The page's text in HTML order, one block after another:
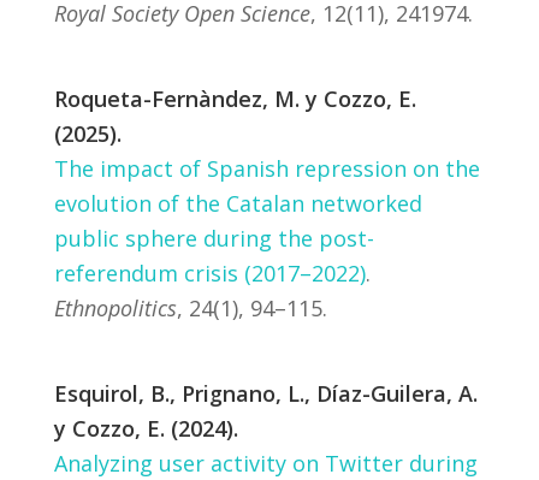
Royal Society Open Science, 12(11), 241974.
Roqueta-Fernàndez, M. y Cozzo, E.
(2025).
The impact of Spanish repression on the
evolution of the Catalan networked
public sphere during the post-
referendum crisis (2017–2022).
Ethnopolitics, 24(1), 94–115.
Esquirol, B., Prignano, L., Díaz-Guilera, A.
y Cozzo, E. (2024).
Analyzing user activity on Twitter during